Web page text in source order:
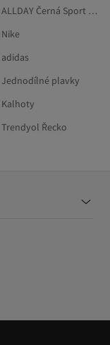
ALLDAY Černá Sport A Příroda
Nike
adidas
Jednodílné plavky
Kalhoty
Trendyol Řecko